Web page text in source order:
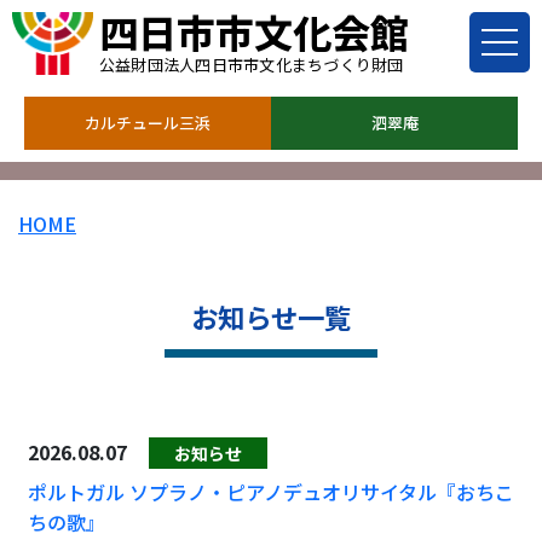
四日市市文化会館
公益財団法人四日市市文化まちづくり財団
カルチュール三浜 泗翠庵
HOME
お知らせ一覧
2026.08.07 お知らせ
ポルトガル ソプラノ・ピアノデュオリサイタル『おちこ
ちの歌』